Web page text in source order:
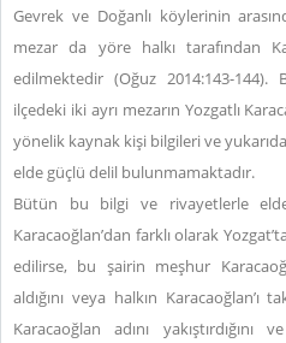
Gevrek ve Doğanlı köylerinin
mezar da yöre halkı tarafından
edilmektedir (Oğuz 2014:143-
ilçedeki iki ayrı mezarın Yozgatlı
yönelik kaynak kişi bilgileri ve
elde güçlü delil bulunmamaktadır.
Bütün bu bilgi ve rivayetlerle
Karacaoğlan’dan farklı olarak
edilirse, bu şairin meşhur
aldığını veya halkın
Karacaoğlan adını